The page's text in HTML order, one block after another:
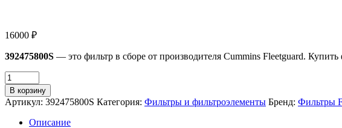
16000 ₽
392475800S — это фильтр в сборе от производителя Cummins Fleetguard.
В корзину
Артикул: 392475800S Категория: Фильтры и фильтроэлементы Бренд: Фильтры
Описание